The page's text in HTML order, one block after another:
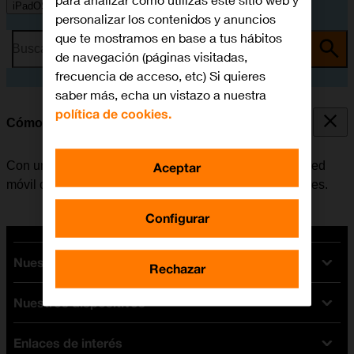
iPadOS 18
Busca por problema o tema
Cómo colocar la SIM
Con una tarjeta SIM se pueden utilizar servicios de la red
móvil como, por ejemplo, llamadas, SMS y datos móviles.
Nuestras tarifas
Tarifas Orange
Tarifas fibra y móvil
Nuestros dispositivos
Ofertas en móviles
Enlaces de interés
personalizar los contenidos y anuncios
que te mostramos en base a tus hábitos
de navegación (páginas visitadas,
frecuencia de acceso, etc) Si quieres
saber más, echa un vistazo a nuestra
política de cookies.
Configurar
Rechazar
Aceptar